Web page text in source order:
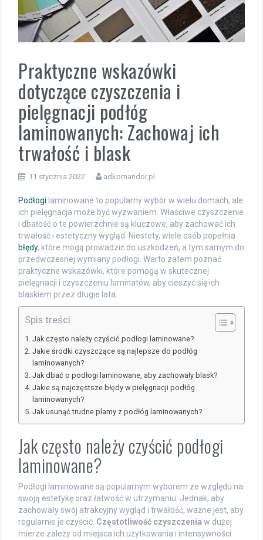
Praktyczne wskazówki
dotyczące czyszczenia i
pielęgnacji podłóg
laminowanych: Zachowaj ich
trwałość i blask
11 stycznia 2022 adkomandor.pl
Podłogi laminowane to popularny wybór w wielu domach, ale
ich pielęgnacja może być wyzwaniem. Właściwe czyszczenie
i dbałość o te powierzchnie są kluczowe, aby zachować ich
trwałość i estetyczny wygląd. Niestety, wiele osób popełnia
błędy, które mogą prowadzić do uszkodzeń, a tym samym do
przedwczesnej wymiany podłogi. Warto zatem poznać
praktyczne wskazówki, które pomogą w skutecznej
pielęgnacji i czyszczeniu laminatów, aby cieszyć się ich
blaskiem przez długie lata.
Spis treści
Jak często należy czyścić podłogi laminowane?
Jakie środki czyszczące są najlepsze do podłóg
laminowanych?
Jak dbać o podłogi laminowane, aby zachowały blask?
Jakie są najczęstsze błędy w pielęgnacji podłóg
laminowanych?
Jak usunąć trudne plamy z podłóg laminowanych?
Jak często należy czyścić podłogi
laminowane?
Podłogi laminowane są popularnym wyborem ze względu na
swoją estetykę oraz łatwość w utrzymaniu. Jednak, aby
zachowały swój atrakcyjny wygląd i trwałość, ważne jest, aby
regularnie je czyścić. Częstotliwość czyszczenia w dużej
mierze zależy od miejsca ich użytkowania i intensywności